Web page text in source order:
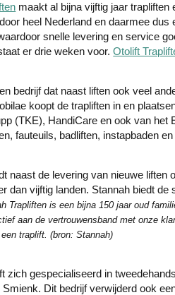
maakt al bijna vijftig jaar
heel Nederland en daarmee
snelle levering en service
er drie weken voor.Otolift
bedrijf dat naast liften ook veel
koopt de trapliften in en
(TKE), HandiCare en ook van het
fauteuils, badliften, instapbaden
naast de levering van nieuwe liften
dan vijftig landen. Stannah biedt
Trapliften is een bijna 150 jaar oud
aan de vertrouwensband met onze
traplift. (bron: Stannah)
zich gespecialiseerd in
Dit bedrijf verwijderd ook